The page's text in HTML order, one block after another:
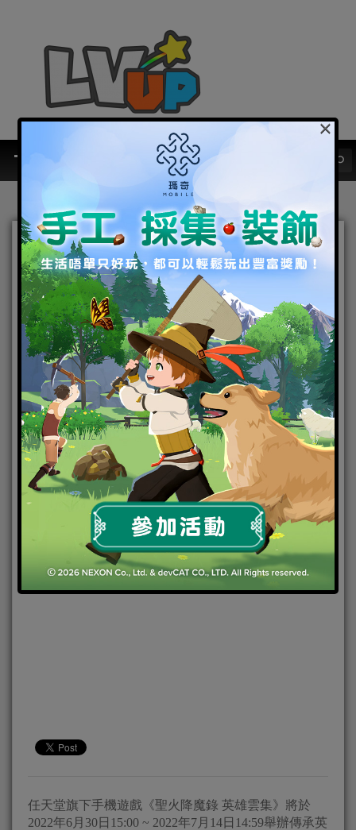
《聖火降魔錄 英雄雲集》傳
承英雄召喚活動「暗夜騎士
王 馬克斯」
2022-06-29|Android,IOS,手機遊戲 焦點新聞
任天堂旗下手機遊戲《聖火降魔錄 英雄雲集》將於
2022年6月30日15:00 ~ 2022年7月14日14:59舉辦傳承英
×